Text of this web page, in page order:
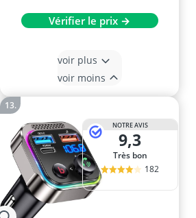
Vérifier le prix →
voir plus
voir moins
NOTRE AVIS
9,3
Très bon
182